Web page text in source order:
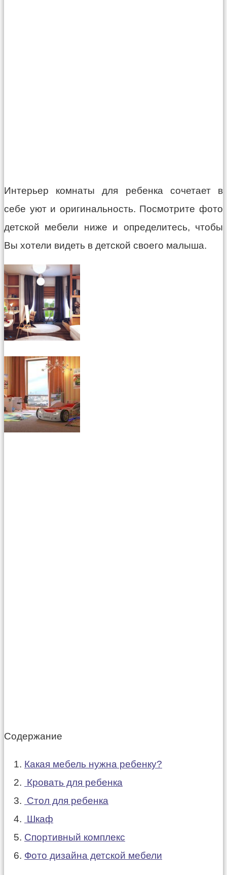
Интерьер комнаты для ребенка сочетает в
себе уют и оригинальность. Посмотрите фото
детской мебели ниже и определитесь, чтобы
Вы хотели видеть в детской своего малыша.
Содержание
Какая мебель нужна ребенку?
Кровать для ребенка
Стол для ребенка
Шкаф
Спортивный комплекс
Фото дизайна детской мебели